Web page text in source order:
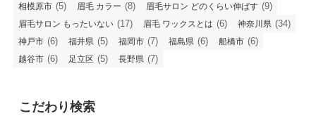
相模原市 (5) 眉毛 カラー (8) 眉毛サロン どのくらい伸ばす (9)
眉毛サロン もったいない (17) 眉毛 ワックスとは (6) 神奈川県 (34)
神戸市 (6) 福井県 (5) 福岡市 (7) 福島県 (6) 船橋市 (6)
越谷市 (6) 足立区 (5) 長野県 (7)
こだわり検索